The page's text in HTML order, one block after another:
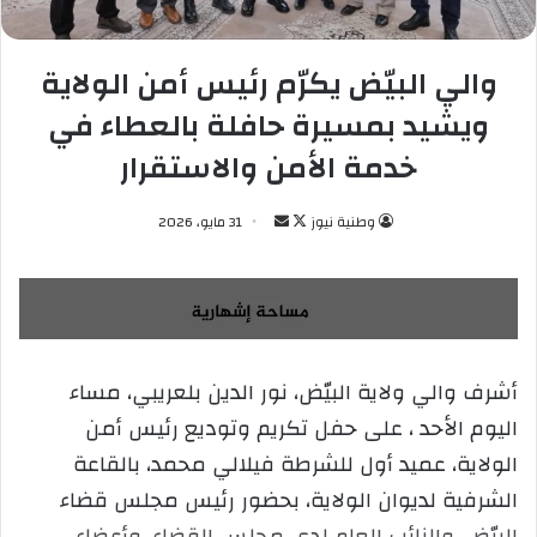
والي البيّض يكرّم رئيس أمن الولاية
ويشيد بمسيرة حافلة بالعطاء في
خدمة الأمن والاستقرار
وطنية نيوز
ت
ب
ع
ع
ى
X
س
ل
ب
ي
د
ل
31 مايو، 2026
أشرف والي ولاية البيّض، نور الدين بلعريبي، مساء
اليوم الأحد ، على حفل تكريم وتوديع رئيس أمن
الولاية، عميد أول للشرطة فيلالي محمد، بالقاعة
الشرفية لديوان الولاية، بحضور رئيس مجلس قضاء